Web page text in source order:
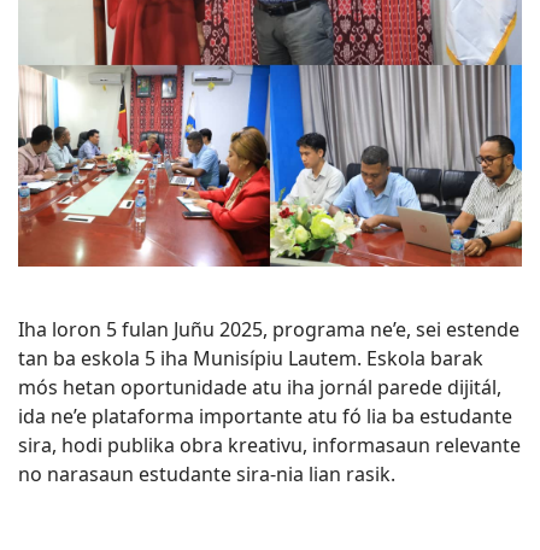
Iha loron 5 fulan Juñu 2025, programa ne’e, sei estende
tan ba eskola 5 iha Munisípiu Lautem. Eskola barak
mós hetan oportunidade atu iha jornál parede dijitál,
ida ne’e plataforma importante atu fó lia ba estudante
sira, hodi publika obra kreativu, informasaun relevante
no narasaun estudante sira-nia lian rasik.